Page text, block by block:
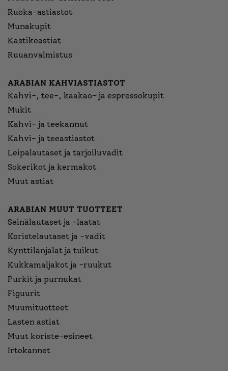
Ruoka-astiastot
Munakupit
Kastikeastiat
Ruuanvalmistus
ARABIAN KAHVIASTIASTOT
Kahvi-, tee-, kaakao- ja espressokupit
Mukit
Kahvi- ja teekannut
Kahvi- ja teeastiastot
Leipälautaset ja tarjoiluvadit
Sokerikot ja kermakot
Muut astiat
ARABIAN MUUT TUOTTEET
Seinälautaset ja -laatat
Koristelautaset ja -vadit
Kynttilänjalat ja tuikut
Kukkamaljakot ja -ruukut
Purkit ja purnukat
Figuurit
Muumituotteet
Lasten astiat
Muut koriste-esineet
Irtokannet